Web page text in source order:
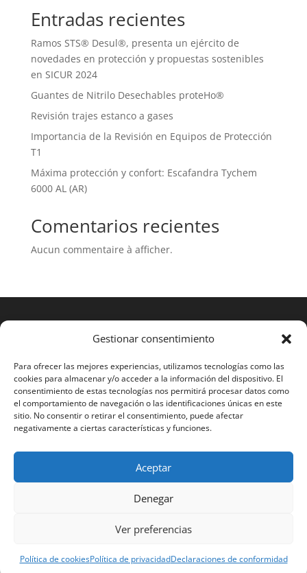
Gestionar consentimiento
Para ofrecer las mejores experiencias, utilizamos tecnologías como las
cookies para almacenar y/o acceder a la información del dispositivo. El
consentimiento de estas tecnologías nos permitirá procesar datos como
el comportamiento de navegación o las identificaciones únicas en este
sitio. No consentir o retirar el consentimiento, puede afectar
negativamente a ciertas características y funciones.
Aceptar
Denegar
Ver preferencias
Política de cookiesPolítica de privacidadDeclaraciones de conformidad
Entradas recientes
Ramos STS® Desul®, presenta un ejército de
novedades en protección y propuestas sostenibles
en SICUR 2024
Guantes de Nitrilo Desechables proteHo®
Revisión trajes estanco a gases
Importancia de la Revisión en Equipos de Protección
T1
Máxima protección y confort: Escafandra Tychem
6000 AL (AR)
Comentarios recientes
Aucun commentaire à afficher.
English Français